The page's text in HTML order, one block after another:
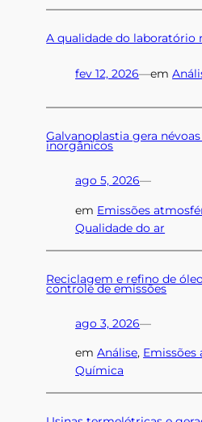
A qualidade do laboratório
fev 12, 2026—em
Galvanoplastia gera
inorgânicos
ago 5, 2026—
em Emissões
Qualidade do ar
Reciclagem e refino de
controle de emissões
ago 3, 2026—
emAnálise, Emissões
Química